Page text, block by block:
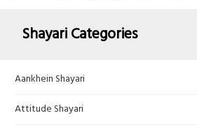
Shayari Categories
Aankhein Shayari
Attitude Shayari